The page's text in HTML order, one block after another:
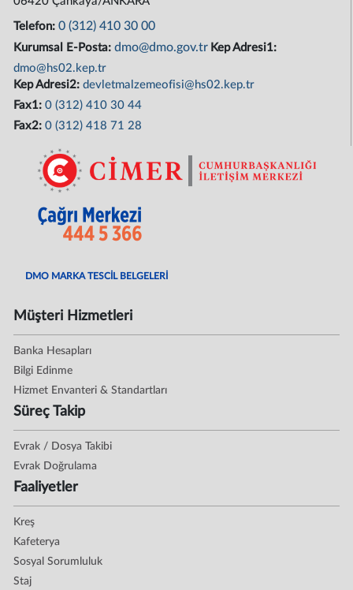
Telefon:0 (312) 410 30 00
Kurumsal E-Posta:dmo@dmo.gov.tr Kep Adresi1:
dmo@hs02.kep.tr
Kep Adresi2:devletmalzemeofisi@hs02.kep.tr
Fax1:0 (312) 410 30 44
Fax2:0 (312) 418 71 28
DMO MARKA TESCİL BELGELERİ
Müşteri Hizmetleri
Banka Hesapları
Bilgi Edinme
Hizmet Envanteri & Standartları
Süreç Takip
Evrak / Dosya Takibi
Evrak Doğrulama
Faaliyetler
Kreş
Kafeterya
Sosyal Sorumluluk
Staj